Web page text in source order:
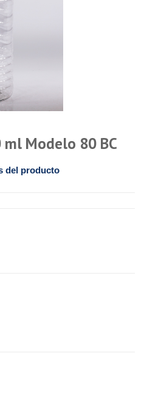
Modelo 80 BC
del producto